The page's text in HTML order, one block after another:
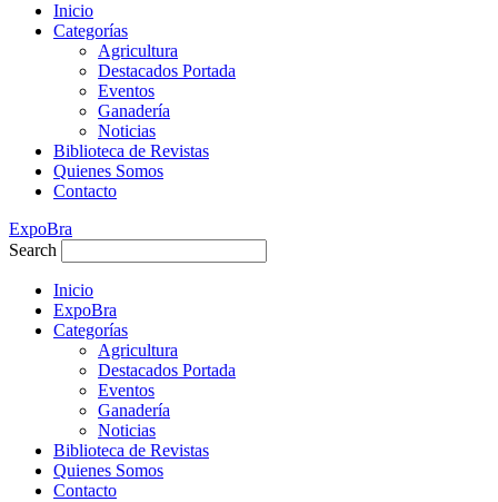
Inicio
Categorías
Agricultura
Destacados Portada
Eventos
Ganadería
Noticias
Biblioteca de Revistas
Quienes Somos
Contacto
ExpoBra
Search
Inicio
ExpoBra
Categorías
Agricultura
Destacados Portada
Eventos
Ganadería
Noticias
Biblioteca de Revistas
Quienes Somos
Contacto